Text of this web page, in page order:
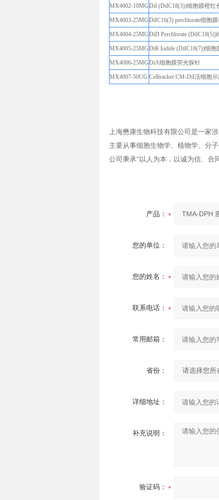
MX4002-10MGDiI (DiIC18(3))细胞膜橙红
MX4003-25MGDiIC16(3) perchlorate细胞
MX4004-25MGDiD Perchlorate
MX4005-25MGDiR Iodide (DiIC18(7))细
MX4006-25MGDiA细胞膜荧光探针
MX4007-50UG Celltracker CM-DiI活细胞
上海懋康生物科技有限公司是一家
主要从事细胞生物学、植物学、分
公司秉承“以人为本，以诚为信、
产品：
您的单位：
您的姓名：
联系电话：
常用邮箱：
省份：
详细地址：
补充说明：
验证码：